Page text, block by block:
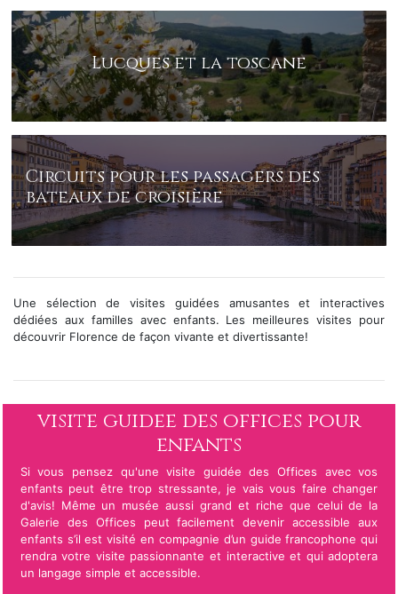
Lucques et la toscane
Circuits pour les passagers des
bateaux de croisière
Une sélection de visites guidées amusantes et interactives
dédiées aux familles avec enfants. Les meilleures visites pour
découvrir Florence de façon vivante et divertissante!
visite guidee des offices pour
enfants
Si vous pensez qu'une visite guidée des Offices avec vos
enfants peut être trop stressante, je vais vous faire changer
d'avis! Même un musée aussi grand et riche que celui de la
Galerie des Offices peut facilement devenir accessible aux
enfants s’il est visité en compagnie d’un guide francophone qui
rendra votre visite passionnante et interactive et qui adoptera
un langage simple et accessible.